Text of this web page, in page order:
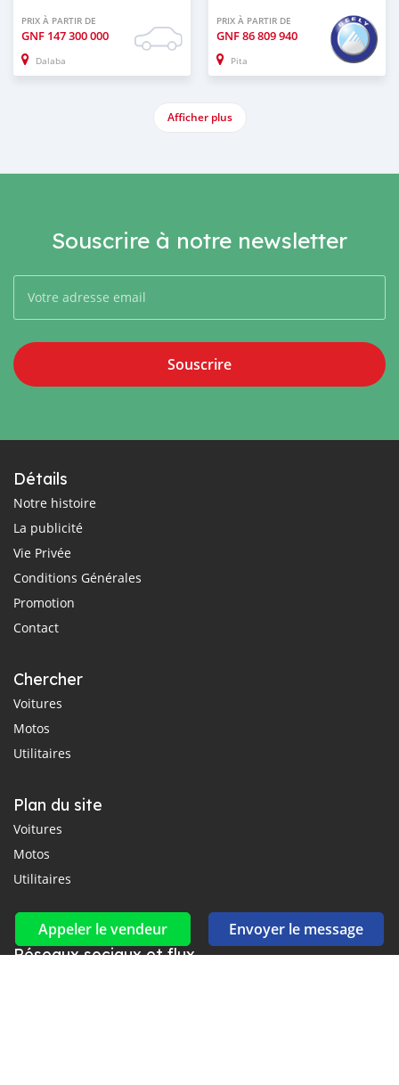
Appeler le vendeur Envoyer le message
PRIX À PARTIR DE
GNF 147 300 000
Dalaba
PRIX À PARTIR DE
GNF86 809 940
Pita
Afficher plus
Souscrire à notre newsletter
Souscrire
Détails
Notre histoire
La publicité
Vie Privée
Conditions Générales
Promotion
Contact
Chercher
Voitures
Motos
Utilitaires
Plan du site
Voitures
Motos
Utilitaires
Réseaux sociaux et flux